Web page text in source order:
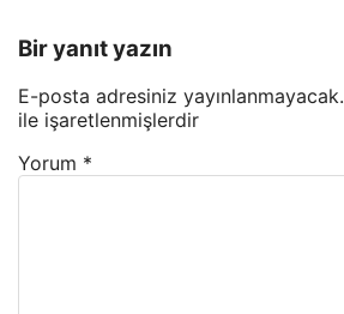
Bir yanıt yazın
E-posta adresiniz yayınlanmayacak.
ile işaretlenmişlerdir
Yorum *